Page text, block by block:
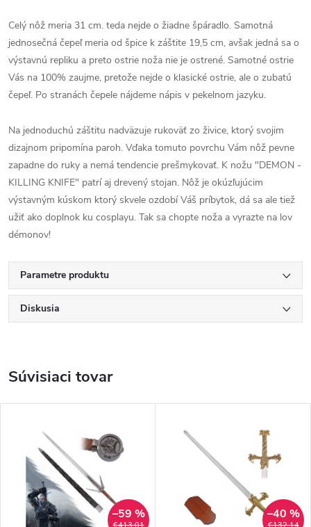
Celý nôž meria 31 cm. teda nejde o žiadne špáradlo. Samotná
jednosečná čepeľ meria od špice k záštite 19,5 cm, avšak jedná sa o
výstavnú repliku a preto ostrie noža nie je ostrené. Samotné ostrie
Vás na 100% zaujme, pretože nejde o klasické ostrie, ale o zubatú
čepeľ. Po stranách čepele nájdeme nápis v pekelnom jazyku.
Na jednoduchú záštitu nadväzuje rukoväť zo živice, ktorý svojim
dizajnom pripomína paroh. Vďaka tomuto povrchu Vám nôž pevne
zapadne do ruky a nemá tendencie prešmykovať. K nožu "DEMON -
KILLING KNIFE" patrí aj drevený stojan. Nôž je okúzľujúcim
výstavným kúskom ktorý skvele ozdobí Váš príbytok, dá sa ale tiež
užiť ako doplnok ku cosplayu. Tak sa chopte noža a vyrazte na lov
démonov!
Parametre produktu
Diskusia
Súvisiaci tovar
–59 % –40 %